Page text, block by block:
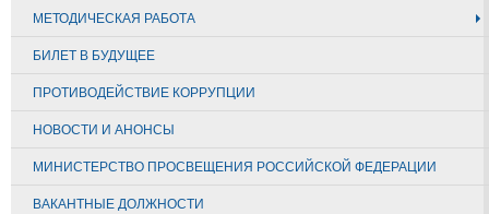
МЕТОДИЧЕСКАЯ РАБОТА
БИЛЕТ В БУДУЩЕЕ
ПРОТИВОДЕЙСТВИЕ КОРРУПЦИИ
НОВОСТИ И АНОНСЫ
МИНИСТЕРСТВО ПРОСВЕЩЕНИЯ РОССИЙСКОЙ ФЕДЕРАЦИИ
ВАКАНТНЫЕ ДОЛЖНОСТИ